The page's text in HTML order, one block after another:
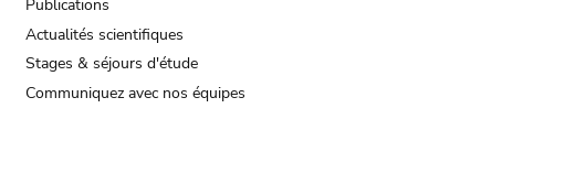
Publications
Actualités scientifiques
Stages & séjours d'étude
Communiquez avec nos équipes